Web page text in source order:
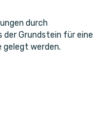
durch
der Grundstein für eine
werden.